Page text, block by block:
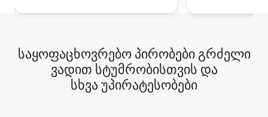
საყოფაცხოვრებო პირობები გრძელი
ვადით სტუმრობისთვის და
სხვა უპირატესობები